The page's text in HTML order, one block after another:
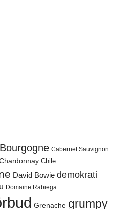
Bourgogne Cabernet Sauvignon
Chile
David Bowie demokrati
Domaine Rabiega
Grenache grumpy